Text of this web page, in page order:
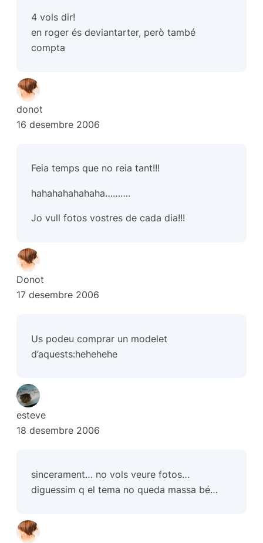
4 vols dir!
en roger és deviantarter, però també
compta
donot
16 desembre 2006
Feia temps que no reia tant!!!
hahahahahahaha……….
Jo vull fotos vostres de cada dia!!!
Donot
17 desembre 2006
Us podeu comprar un modelet
d’aquests:hehehehe
esteve
18 desembre 2006
sincerament… no vols veure fotos…
diguessim q el tema no queda massa bé…